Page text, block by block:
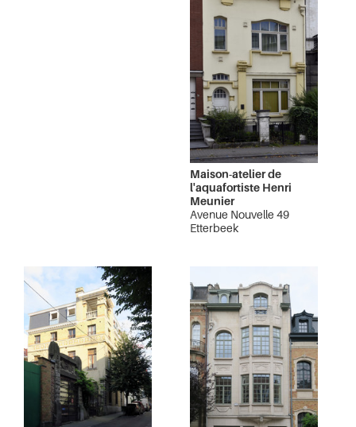
Maison-atelier de
l'aquafortiste Henri
Meunier
Avenue Nouvelle 49
Etterbeek